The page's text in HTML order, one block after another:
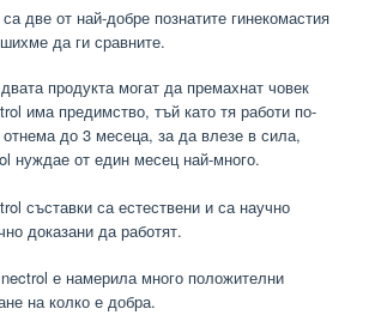
две от най-добре познатите гинекомастия
да ги сравните.
двата продукта могат да премахнат човек
има предимство, тъй като тя работи по-
до 3 месеца, за да влезе в сила,
нуждае от един месец най-много.
съставки са естествени и са научно
доказани да работят.
е намерила много положителни
на колко е добра.